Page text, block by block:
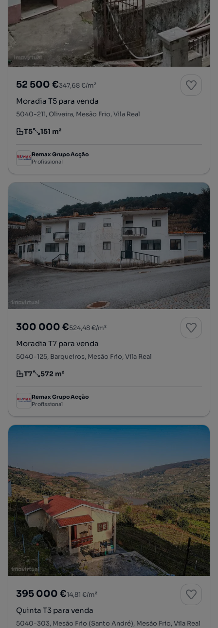
52 500 €347,68 €/m²
Moradia T5 para venda
5040-211, Oliveira, Mesão Frio, Vila Real
Tipologia
T5
Preço por metro quadrado
151 m²
Remax Grupo Acção
Profissional
300 000 €524,48 €/m²
Moradia T7 para venda
5040-125, Barqueiros, Mesão Frio, Vila Real
Tipologia
T7
Preço por metro quadrado
572 m²
Remax Grupo Acção
Profissional
395 000 €14,81 €/m²
Quinta T3 para venda
5040-303, Mesão Frio (Santo André), Mesão Frio, Vila Real